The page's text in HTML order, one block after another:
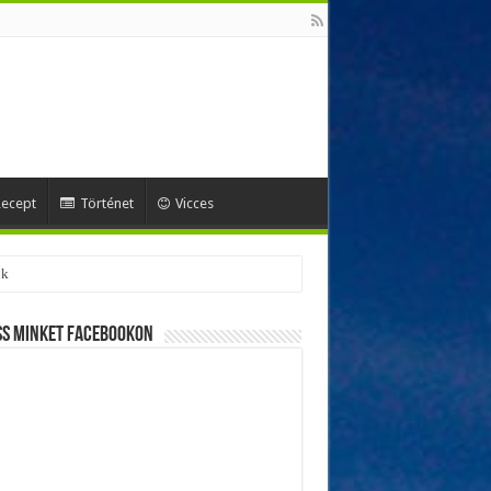
Történet Vicces
minket Facebookon